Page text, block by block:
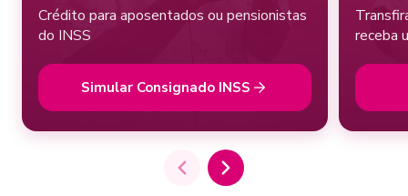
Crédito para aposentados ou pensionistas
do INSS
Simular Consignado INSS
receba